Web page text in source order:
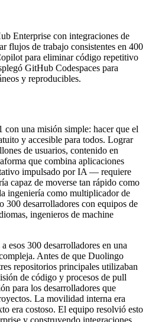
Enterprise con integraciones de
flujos de trabajo consistentes en 400
para eliminar código repetitivo
GitHub Codespaces para
y reproducibles.
una misión simple: hacer que el
y accesible para todos. Lograr
de usuarios, contenido en
que combina aplicaciones
impulsado por IA — requiere
capaz de moverse tan rápido como
ingeniería como multiplicador de
300 desarrolladores con equipos de
ingenieros de machine
esos 300 desarrolladores en una
Antes de que Duolingo
repositorios principales utilizaban
de código y procesos de pull
para los desarrolladores que
La movilidad interna era
era costoso. El equipo resolvió esto
y construyendo integraciones